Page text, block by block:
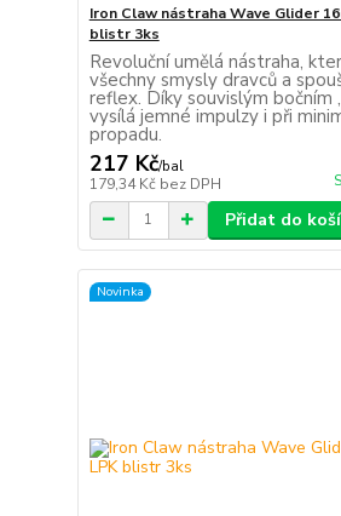
Iron Claw nástraha Wave Glider
blistr 3ks
Revoluční umělá nástraha,
všechny smysly dravců a
reflex. Díky souvislým bočním
vysílá jemné impulzy i při
propadu.
217 Kč/bal
179,34 Kč bez DPH
Přidat do
Novinka